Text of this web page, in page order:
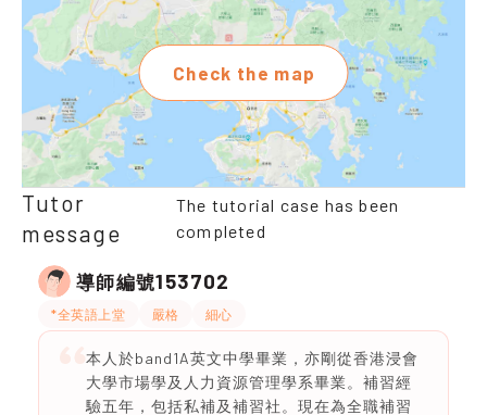
Check the map
Tutor
message
The tutorial case has been
completed
導師編號153702
*全英語上堂 嚴格 細心
本人於band1A英文中學畢業，亦剛從香港浸會
大學市場學及人力資源管理學系畢業。補習經
驗五年，包括私補及補習社。現在為全職補習